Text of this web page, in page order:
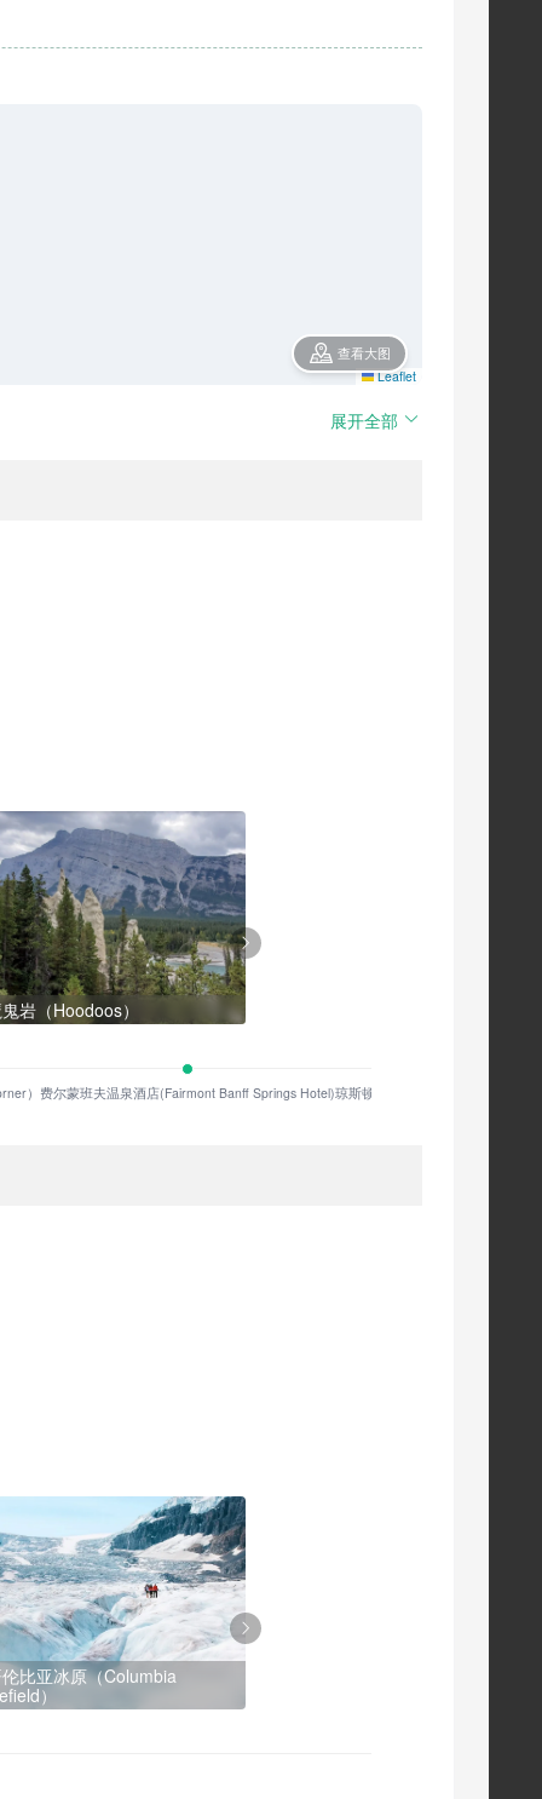
Leaflet
查看大图
展开全部
岩（Hoodoos）
） 费尔蒙班夫温泉酒店(Fairmont Banff Springs Hotel)琼斯顿峡谷(Johnston Canyon)
比亚冰原（Columbia
）